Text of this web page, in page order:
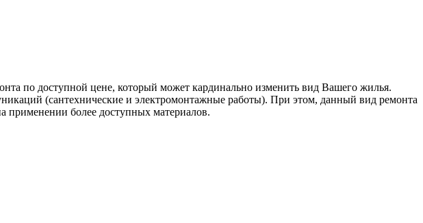
по доступной цене, который может кардинально изменить вид Вашего жилья.
(сантехнические и электромонтажные работы). При этом, данный вид ремонта
применении более доступных материалов.